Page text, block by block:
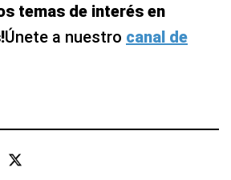
temas de interés en
Únete a nuestro canal de